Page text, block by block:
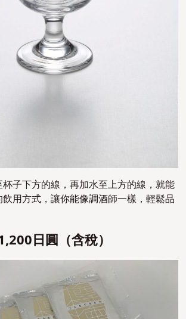
子下方的線，再加水至上方的線，就能
用方式，讓你能像調酒師一樣，輕鬆品
日圓（含稅）